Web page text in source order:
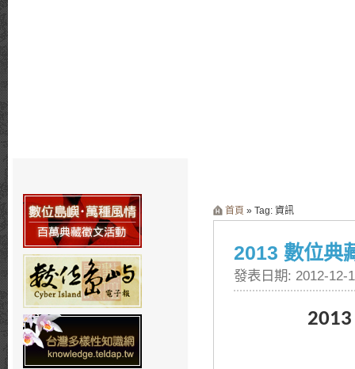
首頁 » Tag: 資訊
2013 數位典
發表日期: 2012-12-